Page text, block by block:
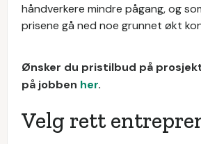
håndverkere mindre pågang, og
prisene gå ned noe grunnet økt
Ønsker du pristilbud på
på jobben her.
Velg rett